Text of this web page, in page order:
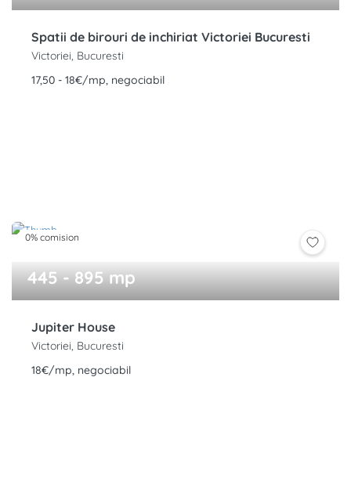
Spatii de birouri de inchiriat Victoriei Bucuresti
Victoriei, Bucuresti
17,50 - 18€/mp, negociabil
0% comision
445 - 895 mp
Jupiter House
Victoriei, Bucuresti
18€/mp, negociabil